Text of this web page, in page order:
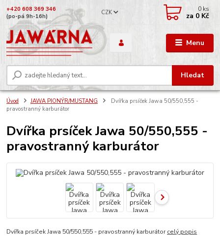
Menu
CZK
Hledat
+420 608 369 346
(po-pá 9h-16h)
0 ks
za 0 Kč
Úvod JAWA PIONÝR/MUSTANG
Dvířka prsíček Jawa 50/550,555 -
pravostranný karburátor
Dvířka prsíček Jawa 50/550,555 -
pravostranný karburátor
Dvířka prsíček Jawa 50/550,555 - pravostranný karburátorcelý popis